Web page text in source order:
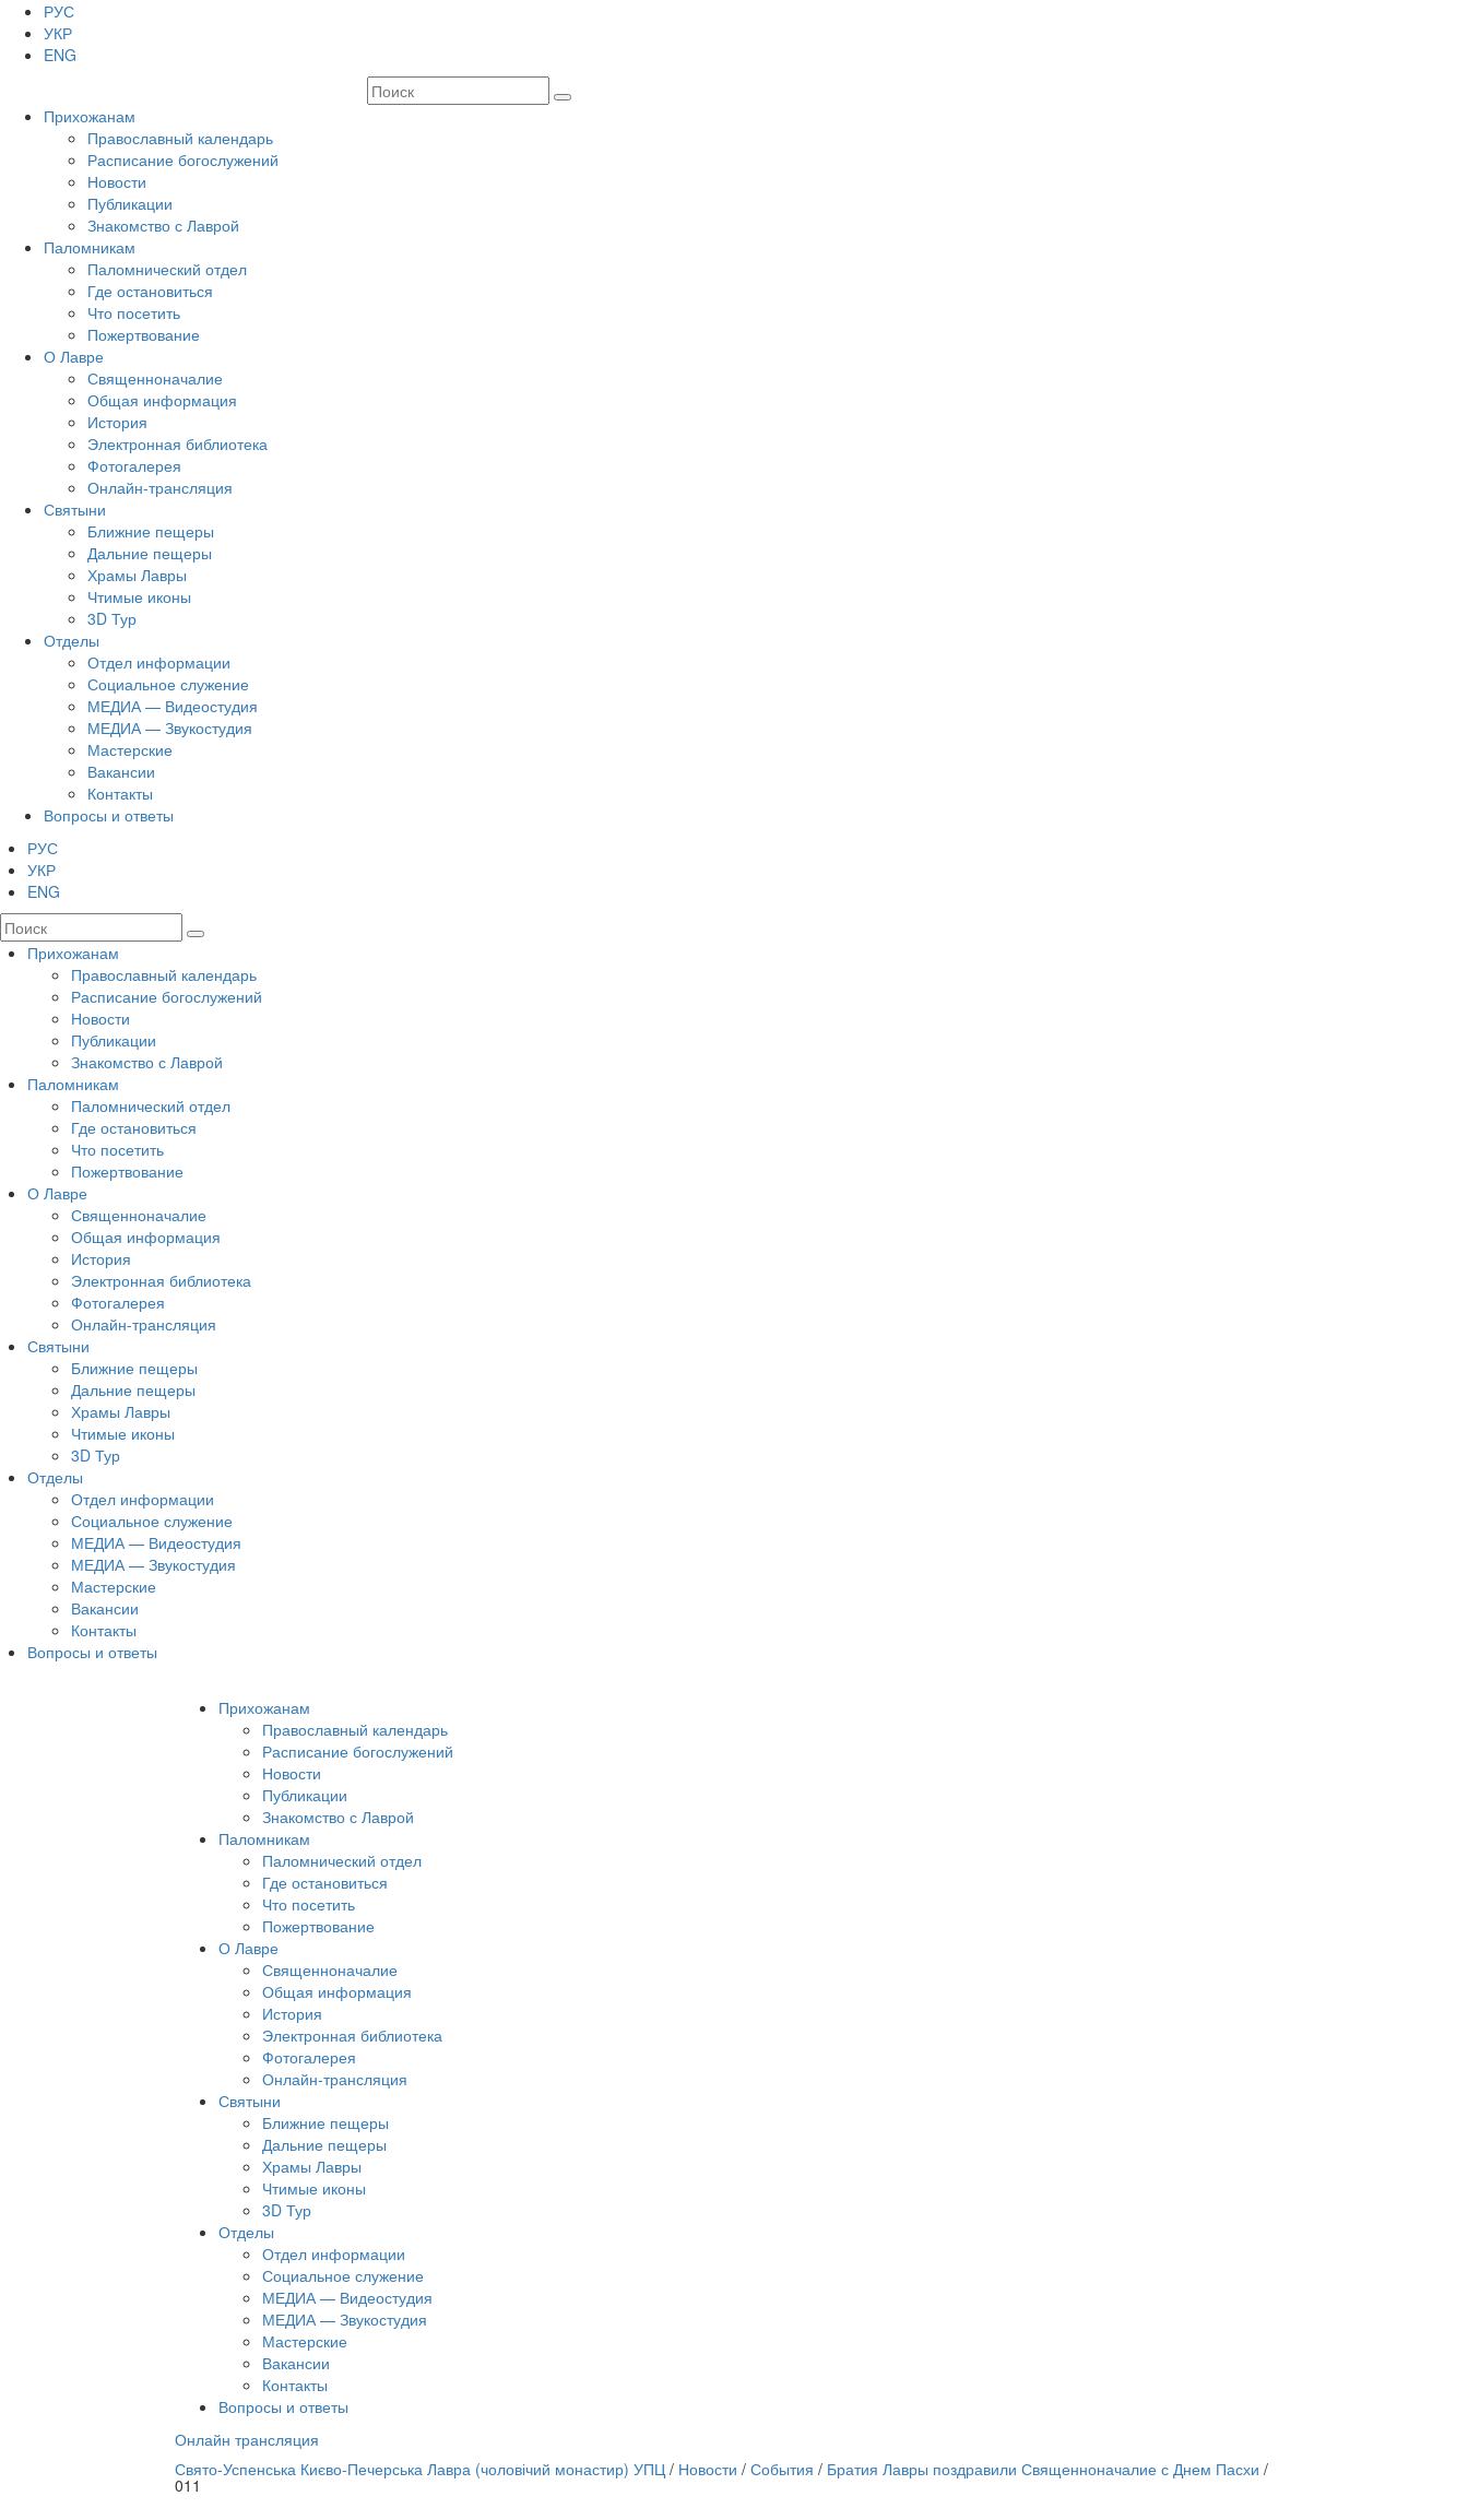
РУС
УКР
ENG
Прихожанам
Православный календарь
Расписание богослужений
Новости
Публикации
Знакомство с Лаврой
Паломникам
Паломнический отдел
Где остановиться
Что посетить
Пожертвование
О Лавре
Священноначалие
Общая информация
История
Электронная библиотека
Фотогалерея
Онлайн-трансляция
Святыни
Ближние пещеры
Дальние пещеры
Храмы Лавры
Чтимые иконы
3D Тур
Отделы
Отдел информации
Социальное служение
МЕДИА — Видеостудия
МЕДИА — Звукостудия
Мастерские
Вакансии
Контакты
Вопросы и ответы
РУС
УКР
ENG
Прихожанам
Православный календарь
Расписание богослужений
Новости
Публикации
Знакомство с Лаврой
Паломникам
Паломнический отдел
Где остановиться
Что посетить
Пожертвование
О Лавре
Священноначалие
Общая информация
История
Электронная библиотека
Фотогалерея
Онлайн-трансляция
Святыни
Ближние пещеры
Дальние пещеры
Храмы Лавры
Чтимые иконы
3D Тур
Отделы
Отдел информации
Социальное служение
МЕДИА — Видеостудия
МЕДИА — Звукостудия
Мастерские
Вакансии
Контакты
Вопросы и ответы
Прихожанам
Православный календарь
Расписание богослужений
Новости
Публикации
Знакомство с Лаврой
Паломникам
Паломнический отдел
Где остановиться
Что посетить
Пожертвование
О Лавре
Священноначалие
Общая информация
История
Электронная библиотека
Фотогалерея
Онлайн-трансляция
Святыни
Ближние пещеры
Дальние пещеры
Храмы Лавры
Чтимые иконы
3D Тур
Отделы
Отдел информации
Социальное служение
МЕДИА — Видеостудия
МЕДИА — Звукостудия
Мастерские
Вакансии
Контакты
Вопросы и ответы
Онлайн трансляция
12 сентября
Свято-Успенська Києво-Печерська Лавра (чоловічий монастир) УПЦ/ Новости / События / Братия Лавры поздравили Священноначалие с Днем Пасхи /
011